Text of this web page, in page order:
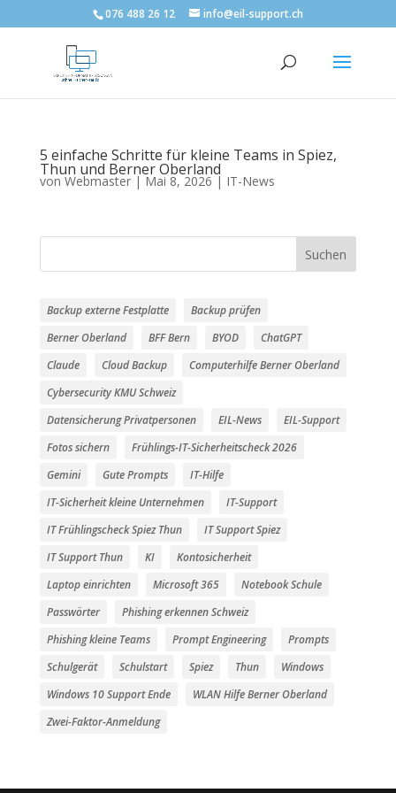
076 488 26 12 info@eil-support.ch
5 einfache Schritte für kleine Teams in Spiez,
Thun und Berner Oberland
von Webmaster| Mai 8, 2026 | IT-News
Suchen
Backup externe Festplatte
Backup prüfen
Berner Oberland
BFF Bern BYOD
ChatGPT
Claude
Cloud Backup
Computerhilfe Berner Oberland
Cybersecurity KMU Schweiz
Datensicherung Privatpersonen
EIL-News
EIL-Support
Fotos sichern
Frühlings-IT-Sicherheitscheck 2026
Gemini
Gute Prompts
IT-Hilfe
IT-Sicherheit kleine Unternehmen
IT-Support
IT Frühlingscheck Spiez Thun
IT Support Spiez
IT Support Thun
KI
Kontosicherheit
Laptop einrichten
Microsoft 365
Notebook Schule
Passwörter
Phishing erkennen Schweiz
Phishing kleine Teams
Prompt Engineering
Prompts
Schulgerät
Schulstart Spiez Thun
Windows
Windows 10 Support Ende
WLAN Hilfe Berner Oberland
Zwei-Faktor-Anmeldung